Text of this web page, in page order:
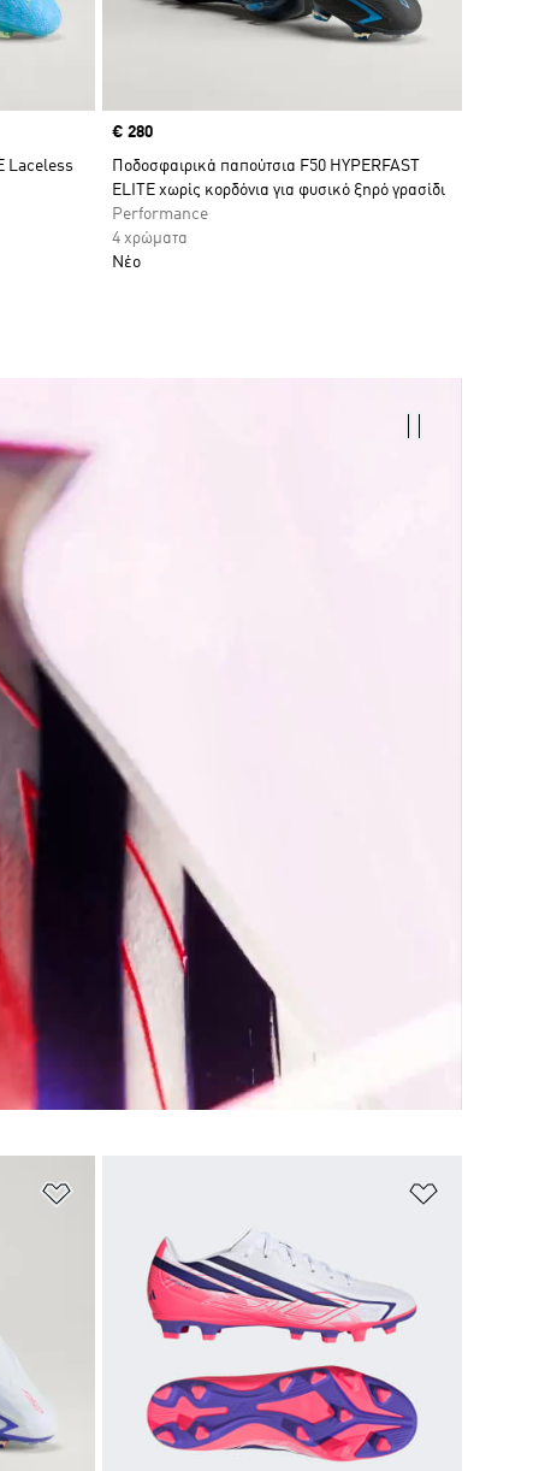
Laceless
Price
€ 280
Ποδοσφαιρικά παπούτσια F50 HYPERFAST
ELITE χωρίς κορδόνια για φυσικό ξηρό γρασίδι
Performance
4 χρώματα
Νέο